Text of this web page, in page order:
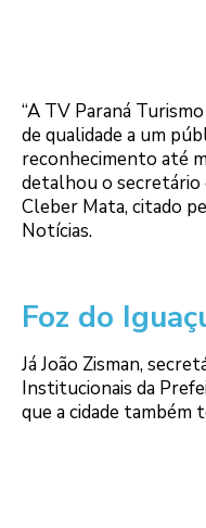
“A TV Paraná
de qualidade a um
reconhecimento até
detalhou o secretário
Cleber Mata, citado
Notícias.
Foz do
Já João Zisman,
Institucionais da
que a cidade também